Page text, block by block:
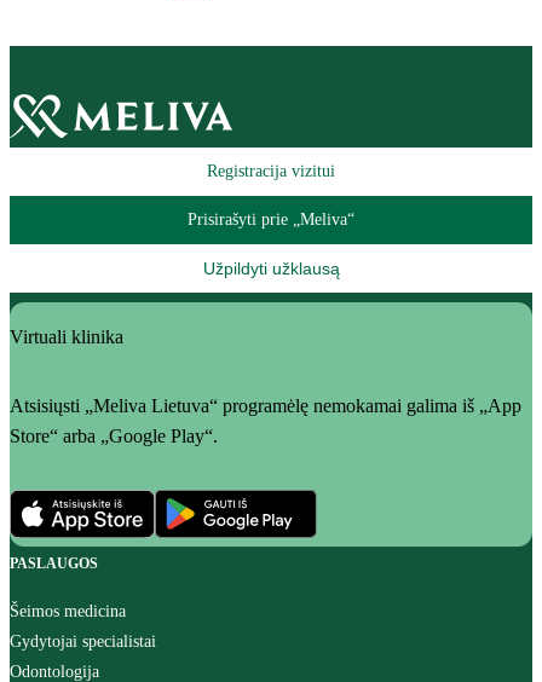
Registracija vizitui
Prisirašyti prie „Meliva“
Užpildyti užklausą
Virtuali klinika
Atsisiųsti „Meliva Lietuva“ programėlę nemokamai galima iš „App
Store“ arba „Google Play“.
PASLAUGOS
Šeimos medicina
Gydytojai specialistai
Odontologija